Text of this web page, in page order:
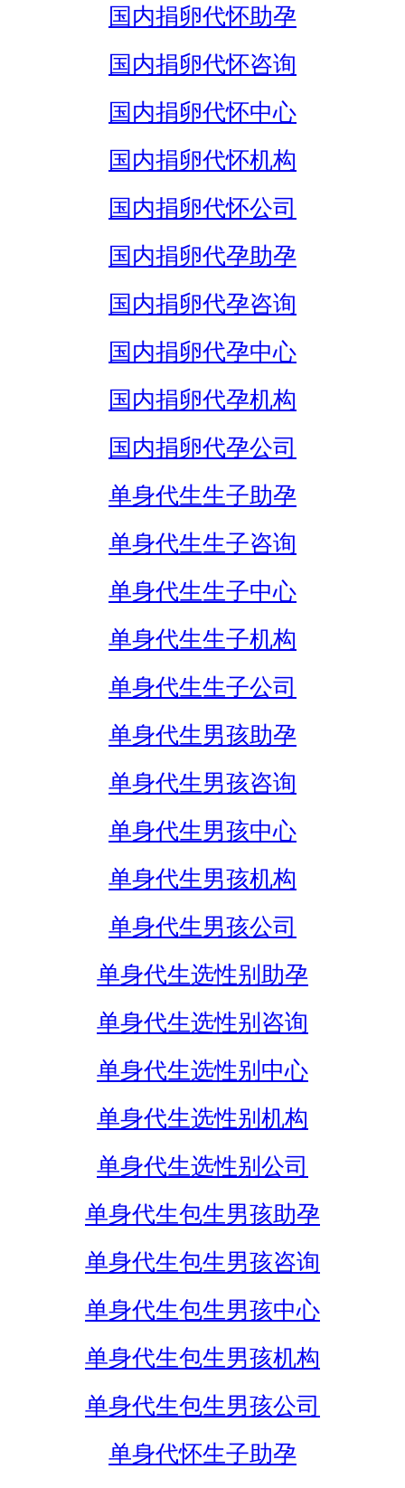
国内捐卵代怀助孕
国内捐卵代怀咨询
国内捐卵代怀中心
国内捐卵代怀机构
国内捐卵代怀公司
国内捐卵代孕助孕
国内捐卵代孕咨询
国内捐卵代孕中心
国内捐卵代孕机构
国内捐卵代孕公司
单身代生生子助孕
单身代生生子咨询
单身代生生子中心
单身代生生子机构
单身代生生子公司
单身代生男孩助孕
单身代生男孩咨询
单身代生男孩中心
单身代生男孩机构
单身代生男孩公司
单身代生选性别助孕
单身代生选性别咨询
单身代生选性别中心
单身代生选性别机构
单身代生选性别公司
单身代生包生男孩助孕
单身代生包生男孩咨询
单身代生包生男孩中心
单身代生包生男孩机构
单身代生包生男孩公司
单身代怀生子助孕